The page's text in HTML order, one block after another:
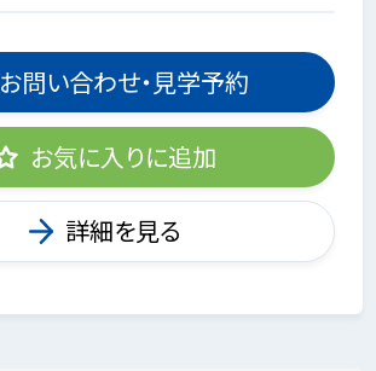
お問い合わせ・見学予約
お気に入りに追加
詳細を見る